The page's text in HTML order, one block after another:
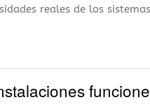
reales de los